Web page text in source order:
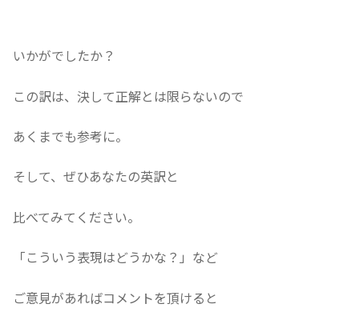
いかがでしたか？
この訳は、決して正解とは限らないので
あくまでも参考に。
そして、ぜひあなたの英訳と
比べてみてください。
「こういう表現はどうかな？」など
ご意見があればコメントを頂けると